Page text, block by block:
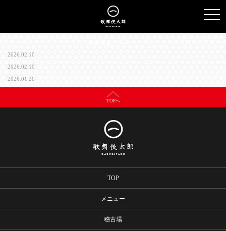
2026.02.10
2026.02.10
2026.01.20
TOPへ
TOP
メニュー
稽古場